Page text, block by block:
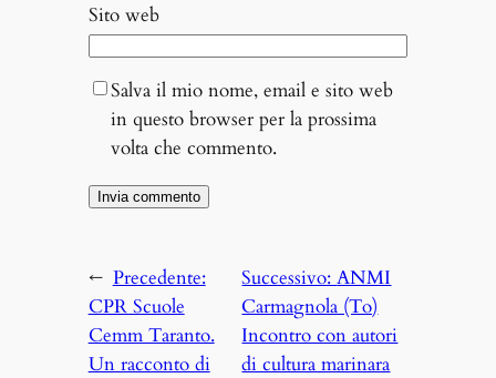
Sito web
Salva il mio nome, email e sito web
in questo browser per la prossima
volta che commento.
← Precedente:
CPR Scuole
Cemm Taranto.
Un racconto di
Successivo:ANMI
Carmagnola (To)
Incontro con autori
di cultura marinara